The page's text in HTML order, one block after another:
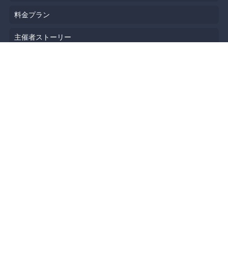
料金プラン
主催者ストーリー